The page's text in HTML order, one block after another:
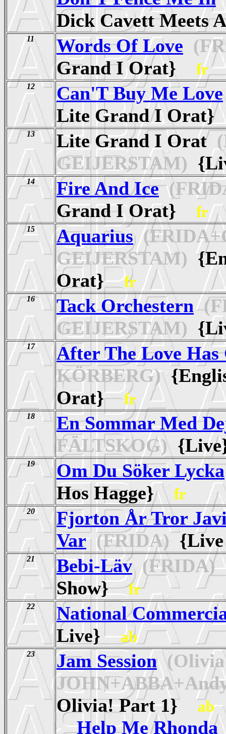
Dick Cavett
11 Words Of Love
Grand I Orat} fr
12 Can'T Buy Me Love
Lite Grand I
13 Lite Grand I Orat
GEIJERSTAM)
14 Fire And Ice
Grand I Orat} fr
15 Aquarius
GEIJERSTAM)
Orat}fr
16 Tack Orchestern
GEIJERSTAM)
17
After The Love Has
KÖRBERG)
Orat}fr
18
En Sommar Med
FÄLTSKOG)
19 Om Du Söker Lycka
Hos Hagge} fr
20
Fjorton År Tror
Var(FRIDA)
21 Bebi-Läv(FRIDA)
Show}fr
22
National
Live} ab
23 Jam Session(Olivia
Olivia! Part 1}ab
Help Me Rhonda